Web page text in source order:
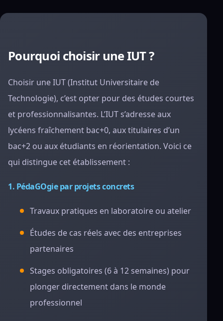
Pourquoi choisir une IUT ?
Choisir une IUT (Institut Universitaire de
Technologie), c’est opter pour des études courtes
et professionnalisantes. L’IUT s’adresse aux
lycéens fraîchement bac+0, aux titulaires d’un
bac+2 ou aux étudiants en réorientation. Voici ce
qui distingue cet établissement :
1. PédaGOgie par projets concrets
Travaux pratiques en laboratoire ou atelier
Études de cas réels avec des entreprises
partenaires
Stages obligatoires (6 à 12 semaines) pour
plonger directement dans le monde
professionnel